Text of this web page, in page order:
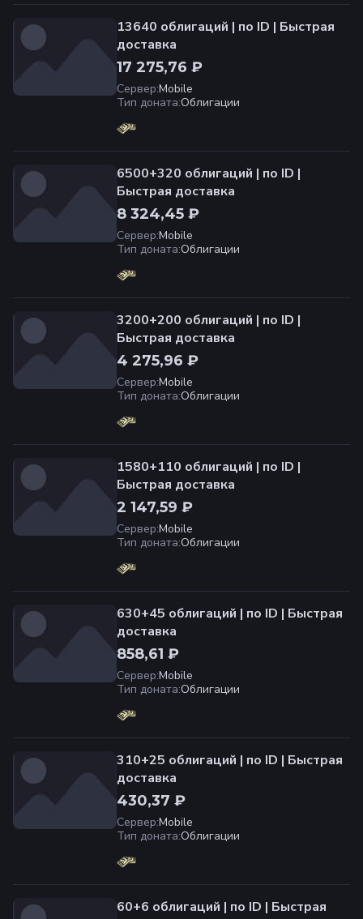
13640 облигаций | по ID | Быстрая
доставка
17 275,76 ₽
Сервер:Mobile
Тип доната:Облигации
6500+320 облигаций | по ID |
Быстрая доставка
8 324,45 ₽
Сервер:Mobile
Тип доната:Облигации
3200+200 облигаций | по ID |
Быстрая доставка
4 275,96 ₽
Сервер:Mobile
Тип доната:Облигации
1580+110 облигаций | по ID |
Быстрая доставка
2 147,59 ₽
Сервер:Mobile
Тип доната:Облигации
630+45 облигаций | по ID | Быстрая
доставка
858,61 ₽
Сервер:Mobile
Тип доната:Облигации
310+25 облигаций | по ID | Быстрая
доставка
430,37 ₽
Сервер:Mobile
Тип доната:Облигации
60+6 облигаций | по ID | Быстрая